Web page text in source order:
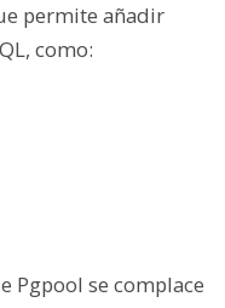
permite añadir
como:
Pgpool se complace